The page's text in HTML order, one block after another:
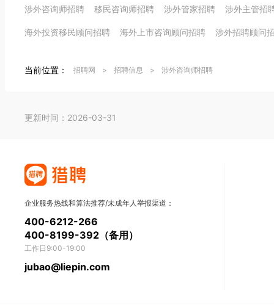
涉外咨询师招聘 移民咨询师招聘 涉外管家招聘 涉外主管招
海外投资移民顾问招聘 海外上市咨询顾问招聘 涉外招聘顾问
当前位置： 招聘网 > 招聘信息 > 涉外咨询师招聘
更新时间：2026-03-31